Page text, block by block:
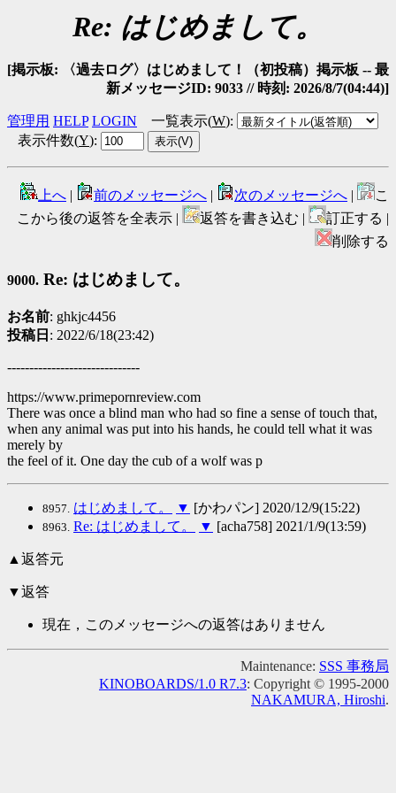
Re: はじめまして。
[掲示板: 〈過去ログ〉はじめまして！（初投稿）掲示板 -- 最
新メッセージID: 9033 // 時刻: 2026/8/7(04:44)]
管理用 HELP LOGIN 一覧表示(W):
表示件数(Y):
上へ | 前のメッセージへ | 次のメッセージへ |
こ
こから後の返答を全表示 |
返答を書き込む |
訂正する |
削除する
9000. Re: はじめまして。
お名前: ghkjc4456
投稿日 : 2022/6/18(23:42)
------------------------------
https://www.primepornreview.com
There was once a blind man who had so fine a sense of touch that,
when any animal was put into his hands, he could tell what it was
merely by
the feel of it. One day the cub of a wolf was p
8957. はじめまして。 ▼ [かわパン] 2020/12/9(15:22)
8963. Re: はじめまして。 ▼ [acha758] 2021/1/9(13:59)
▲返答元
▼返答
現在，このメッセージへの返答はありません
Maintenance: SSS 事務局
KINOBOARDS/1.0 R7.3: Copyright © 1995-2000
NAKAMURA, Hiroshi.